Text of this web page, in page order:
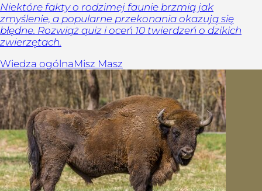
Niektóre fakty o rodzimej faunie brzmią jak
zmyślenie, a popularne przekonania okazują się
błędne. Rozwiąż quiz i oceń 10 twierdzeń o dzikich
zwierzętach.
Wiedza ogólnaMisz Masz